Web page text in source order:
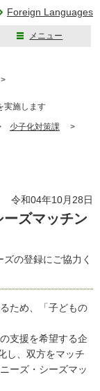
Foreign Languages
メニュー
実施します
少子化対策課 >
令和04年10月28日
ーズマッチン
の登録にご協力く
ため、「子どもの
支援を希望する企
し、双方をマッチ
ーズ・シーズマッ